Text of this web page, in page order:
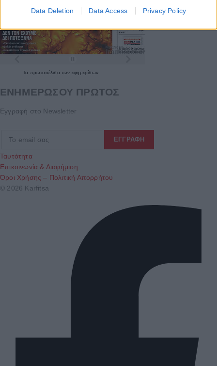
Data Deletion Data Access Privacy Policy
Τα πρωτοσέλιδατων εφημερίδων
ΕΝΗΜΕΡΩΣΟΥ ΠΡΩΤΟΣ
Εγγραφή στο Newsletter
Ταυτότητα
Επικοινωνία & Διαφήμιση
Όροι Χρήσης – Πολιτική Απορρήτου
© 2026 Karfitsa